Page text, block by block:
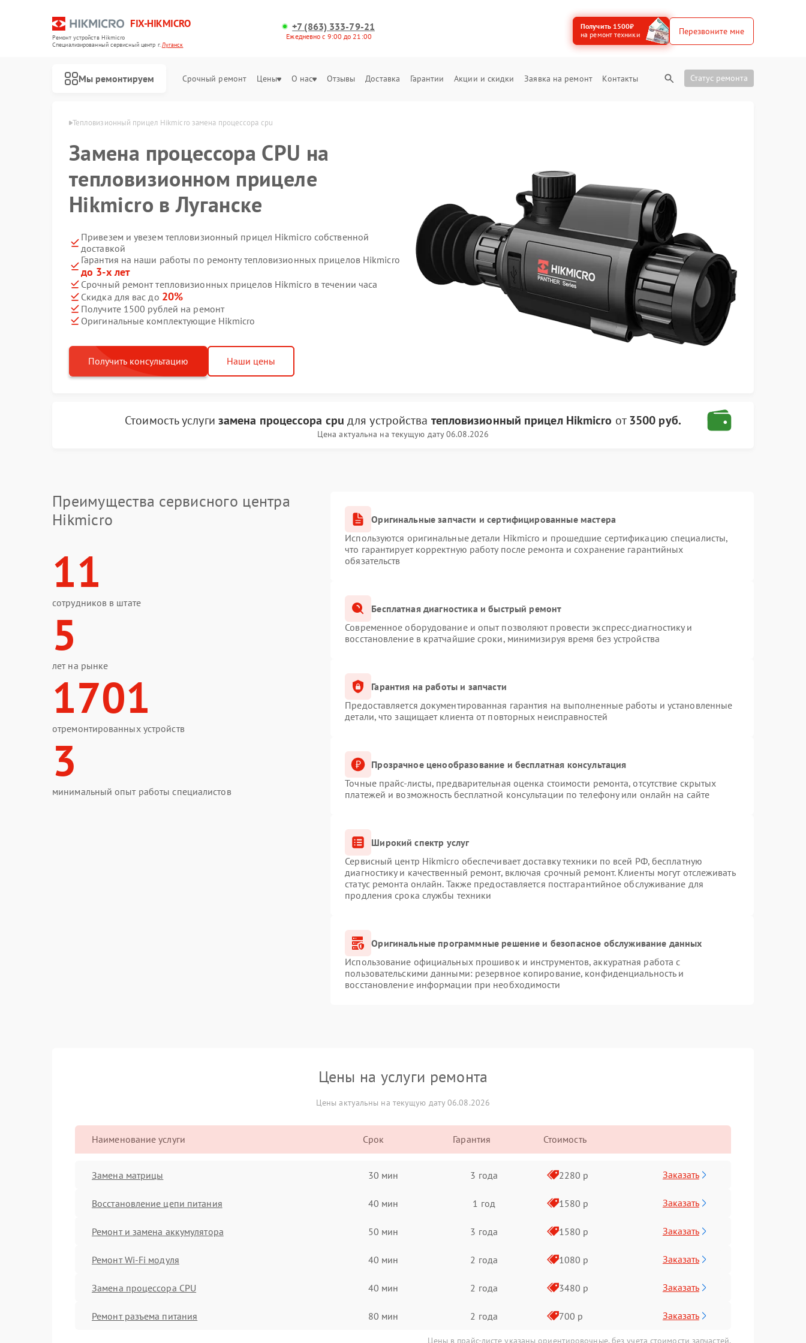
FIX-HIKMICRO
Ремонт устройств Hikmicro
Специализированный cервисный центр г.Луганск
+7 (863) 333-79-21
Ежедневно с 9:00 до 21:00
Получить 1500₽
на ремонт техники
Перезвоните мне
Мы ремонтируем Срочный ремонт Цены О нас Отзывы Доставка Гарантии Акции и скидки Заявка на ремонт Контакты Статус ремонта
Тепловизионный прицел Hikmicro замена процессора cpu
Замена процессора CPU на
тепловизионном прицеле
Hikmicro в Луганске
Привезем и увезем тепловизионный прицел Hikmicro собственной
доставкой
Гарантия на наши работы по ремонту тепловизионных прицелов Hikmicro
до 3-х лет
Срочный ремонт тепловизионных прицелов Hikmicro в течении часа
Скидка для вас до 20%
Получите 1500 рублей на ремонт
Оригинальные комплектующие Hikmicro
Получить консультацию Наши цены
Стоимость услуги замена процессора cpu для устройства тепловизионный прицел Hikmicro от3500 руб.
Цена актуальна на текущую дату 06.08.2026
Преимущества сервисного центра
Hikmicro
11
сотрудников в штате
5
лет на рынке
1701
отремонтированных устройств
3
минимальный опыт работы специалистов
Оригинальные запчасти и сертифицированные мастера
Используются оригинальные детали Hikmicro и прошедшие сертификацию специалисты,
что гарантирует корректную работу после ремонта и сохранение гарантийных
обязательств
Бесплатная диагностика и быстрый ремонт
Современное оборудование и опыт позволяют провести экспресс-диагностику и
восстановление в кратчайшие сроки, минимизируя время без устройства
Гарантия на работы и запчасти
Предоставляется документированная гарантия на выполненные работы и установленные
детали, что защищает клиента от повторных неисправностей
Прозрачное ценообразование и бесплатная консультация
Точные прайс-листы, предварительная оценка стоимости ремонта, отсутствие скрытых
платежей и возможность бесплатной консультации по телефону или онлайн на сайте
Широкий спектр услуг
Сервисный центр Hikmicro обеспечивает доставку техники по всей РФ, бесплатную
диагностику и качественный ремонт, включая срочный ремонт. Клиенты могут отслеживать
статус ремонта онлайн. Также предоставляется постгарантийное обслуживание для
продления срока службы техники
Оригинальные программные решение и безопасное обслуживание данных
Использование официальных прошивок и инструментов, аккуратная работа с
пользовательскими данными: резервное копирование, конфиденциальность и
восстановление информации при необходимости
Цены на услуги ремонта
Цены актуальны на текущую дату 06.08.2026
Наименование услуги Срок Гарантия Стоимость
Замена матрицы 30 мин 3 года 2280 р Заказать
Восстановление цепи питания 40 мин 1 год 1580 р Заказать
Ремонт и замена аккумулятора 50 мин 3 года 1580 р Заказать
Ремонт Wi-Fi модуля 40 мин 2 года 1080 р Заказать
Замена процессора CPU 40 мин 2 года 3480 р Заказать
Ремонт разъема питания 80 мин 2 года 700 р Заказать
Цены в прайс-листе указаны ориентировочные, без учета стоимости запчастей.